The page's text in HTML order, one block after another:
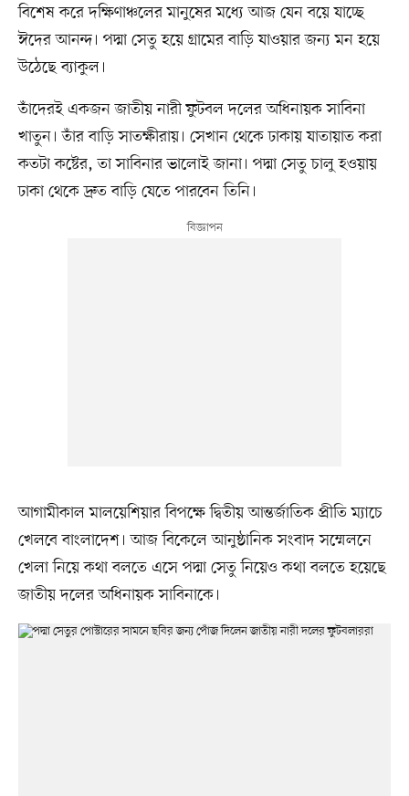
বিশেষ করে দক্ষিণাঞ্চলের মানুষের মধ্যে আজ যেন বয়ে যাচ্ছে
ঈদের আনন্দ। পদ্মা সেতু হয়ে গ্রামের বাড়ি যাওয়ার জন্য মন হয়ে
উঠেছে ব্যাকুল।
তাঁদেরই একজন জাতীয় নারী ফুটবল দলের অধিনায়ক সাবিনা
খাতুন। তাঁর বাড়ি সাতক্ষীরায়। সেখান থেকে ঢাকায় যাতায়াত করা
কতটা কষ্টের, তা সাবিনার ভালোই জানা। পদ্মা সেতু চালু হওয়ায়
ঢাকা থেকে দ্রুত বাড়ি যেতে পারবেন তিনি।
আগামীকাল মালয়েশিয়ার বিপক্ষে দ্বিতীয় আন্তর্জাতিক প্রীতি ম্যাচে
খেলবে বাংলাদেশ। আজ বিকেলে আনুষ্ঠানিক সংবাদ সম্মেলনে
খেলা নিয়ে কথা বলতে এসে পদ্মা সেতু নিয়েও কথা বলতে হয়েছে
জাতীয় দলের অধিনায়ক সাবিনাকে।